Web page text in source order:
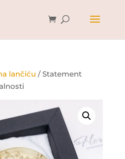
lančiću / Statement